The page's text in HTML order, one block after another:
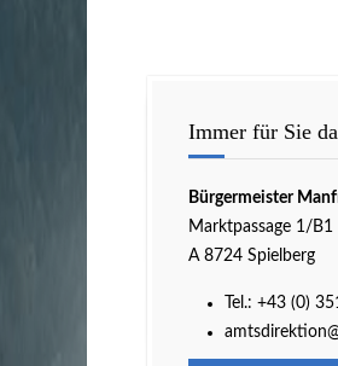
Immer für Sie
Bürgermeister
Marktpassage 1/B1
A 8724 Spielberg
Tel.: +43 (0)